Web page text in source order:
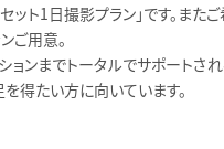
ト1日撮影プラン」です。また
ご用意。
ョンまでトータルでサポートさ
得たい方に向いています。